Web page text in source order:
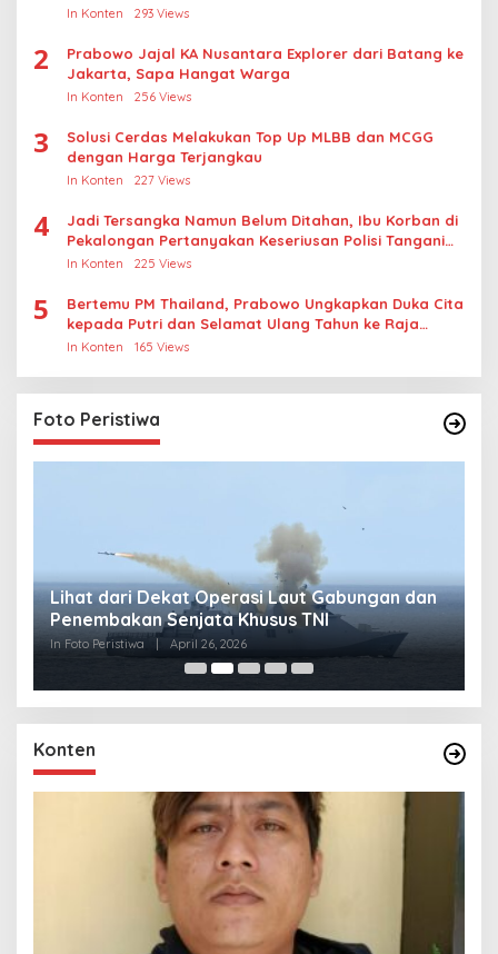
In Konten 293 Views
2
Prabowo Jajal KA Nusantara Explorer dari Batang ke
Jakarta, Sapa Hangat Warga
In Konten 256 Views
3
Solusi Cerdas Melakukan Top Up MLBB dan MCGG
dengan Harga Terjangkau
In Konten 227 Views
4
Jadi Tersangka Namun Belum Ditahan, Ibu Korban di
Pekalongan Pertanyakan Keseriusan Polisi Tangani
Kasus Rudapksa Sampai Anaknya Hamil
In Konten 225 Views
5
Bertemu PM Thailand, Prabowo Ungkapkan Duka Cita
kepada Putri dan Selamat Ulang Tahun ke Raja
Thailand
In Konten 165 Views
Foto Peristiwa
Lihat dari Dekat Operasi Laut Gabungan dan
Penembakan Senjata Khusus TNI
In Foto Peristiwa April 26, 2026
Konten